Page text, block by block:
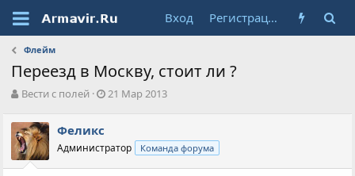
Вход Регистрация
Флейм
Переезд в Москву, стоит ли ?
А
т
о
р
т
Вести с полей
Д
н
21 Мар 2013
Феликс
Администратор Команда форума